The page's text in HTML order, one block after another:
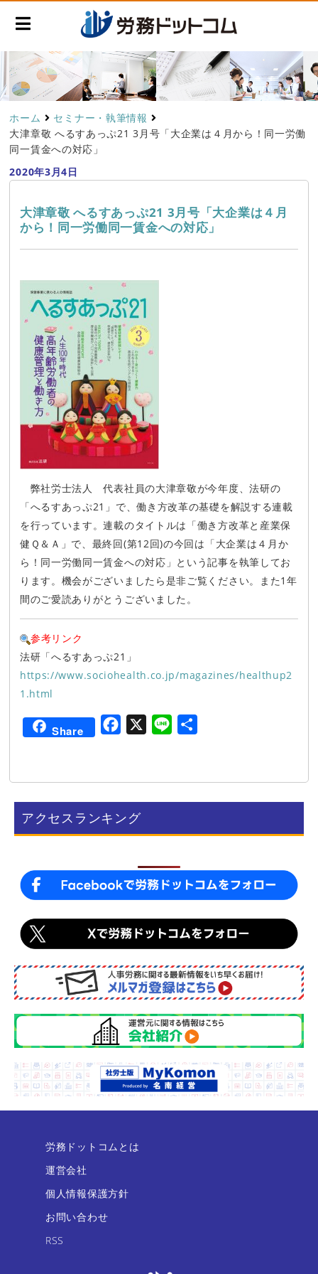
ホーム
セミナー・執筆情報
大津章敬 へるすあっぷ21 3月号「大企業は４月から！同一労働
同一賃金への対応」
2020年3月4日
大津章敬 へるすあっぷ21 3月号「大企業は４月
から！同一労働同一賃金への対応」
弊社労士法人 代表社員の大津章敬が今年度、法研の
「へるすあっぷ21」で、働き方改革の基礎を解説する連載
を行っています。連載のタイトルは「働き方改革と産業保
健Ｑ＆Ａ」で、最終回(第12回)の今回は「大企業は４月か
ら！同一労働同一賃金への対応」という記事を執筆してお
ります。機会がございましたら是非ご覧ください。また1年
間のご愛読ありがとうございました。
参考リンク
法研「へるすあっぷ21」
https://www.sociohealth.co.jp/magazines/healthup2
1.html
Share
e
b
o
e
アクセスランキング
労務ドットコムとは
運営会社
個人情報保護方針
お問い合わせ
RSS